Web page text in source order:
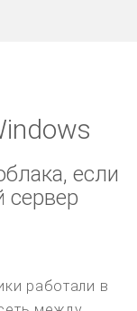
если
сервер
работали в